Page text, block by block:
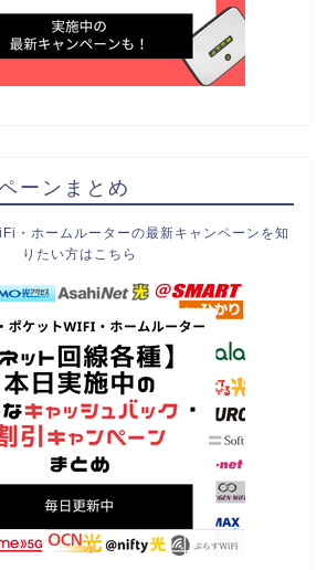
ーンまとめ
・ホームルーターの最新キャンペーンを知
りたい方はこちら